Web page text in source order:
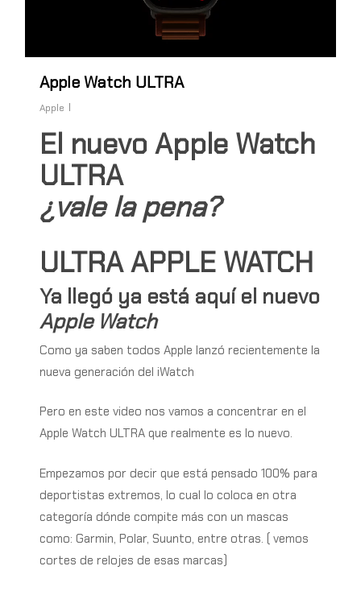
Apple Watch ULTRA
Apple
El nuevo Apple Watch
ULTRA
¿vale la pena?
ULTRA APPLE WATCH
Ya llegó ya está aquí el nuevo
Apple Watch
Como ya saben todos Apple lanzó recientemente la
nueva generación del iWatch
Pero en este video nos vamos a concentrar en el
Apple Watch ULTRA que realmente es lo nuevo.
Empezamos por decir que está pensado 100% para
deportistas extremos, lo cual lo coloca en otra
categoría dónde compite más con un mascas
como: Garmin, Polar, Suunto, entre otras. ( vemos
cortes de relojes de esas marcas)